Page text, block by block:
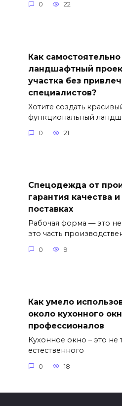
0 22
Как самостоятельно
ландшафтный
участка без
специалистов?
Хотите создать
функциональный
0 21
Спецодежда от
гарантия качества
поставках
Рабочая форма — это
это часть
0 9
Как умело
около кухонного
профессионалов
Кухонное окно – это не
естественного
0 18